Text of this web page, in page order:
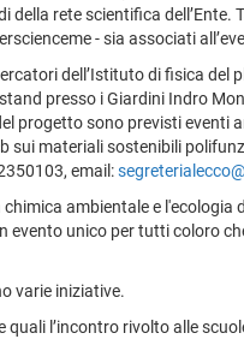
rete scientifica
- sia associati
dell’Istituto di fisica del
presso i Giardini Indro
progetto sono previsti eventi
materiali sostenibili
email:
ambientale e
unico per tutti coloro
varie iniziative.
l’incontro rivolto alle